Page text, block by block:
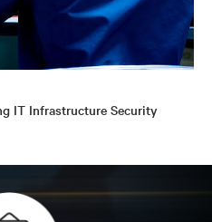
IT Infrastructure Security